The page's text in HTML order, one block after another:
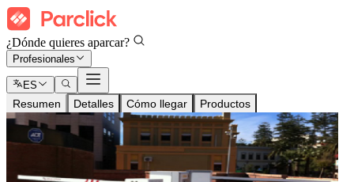
¿Dónde quieres aparcar?
Profesionales
ES
Resumen Detalles Cómo llegar Productos